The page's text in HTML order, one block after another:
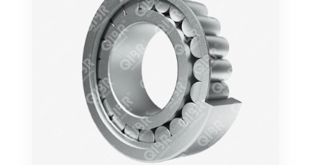
Stabilität
Lebensdauer